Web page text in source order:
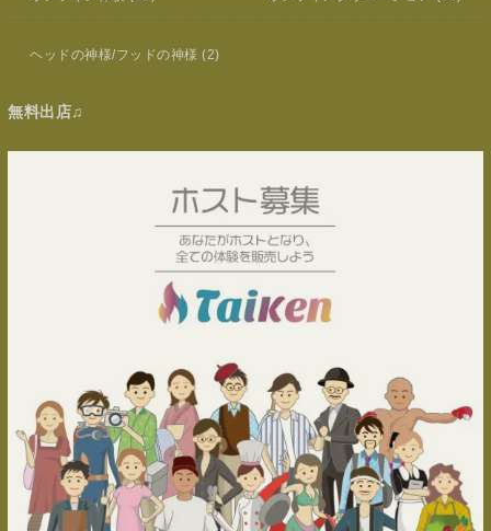
ヘッドの神様/フッドの神様 (2)
無料出店♫